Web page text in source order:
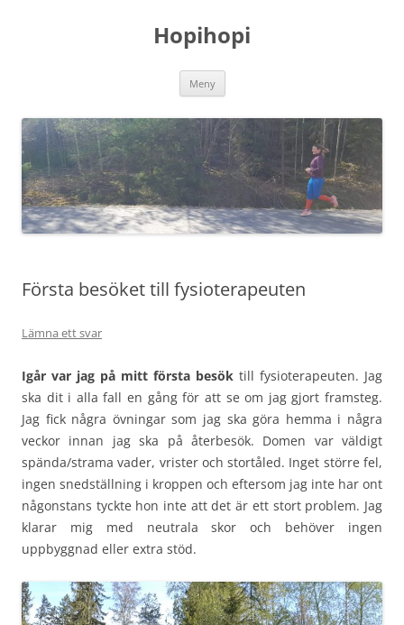
Hopihopi
Meny
Första besöket till fysioterapeuten
Lämna ett svar
Igår var jag på mitt första besök till fysioterapeuten. Jag
ska dit i alla fall en gång för att se om jag gjort framsteg.
Jag fick några övningar som jag ska göra hemma i några
veckor innan jag ska på återbesök. Domen var väldigt
spända/strama vader, vrister och stortåled. Inget större fel,
ingen snedställning i kroppen och eftersom jag inte har ont
någonstans tyckte hon inte att det är ett stort problem. Jag
klarar mig med neutrala skor och behöver ingen
uppbyggnad eller extra stöd.